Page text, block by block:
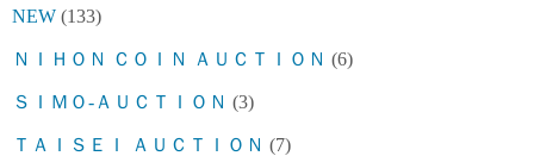
NEW (133)
ＮＩＨＯＮ ＣＯＩＮ ＡＵＣＴＩＯＮ (6)
ＳＩＭＯ-ＡＵＣＴＩＯＮ (3)
ＴＡＩＳＥＩ ＡＵＣＴＩＯＮ (7)